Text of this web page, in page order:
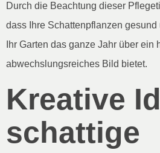
Durch die Beachtung dieser
dass Ihre Schattenpflanzen
Ihr Garten das ganze Jahr über ein
abwechslungsreiches Bild bietet.
Kreative
schattige